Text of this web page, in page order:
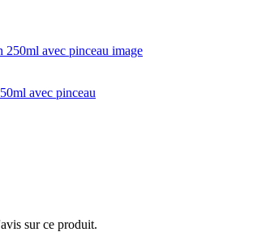
avec pinceau
sur ce produit.